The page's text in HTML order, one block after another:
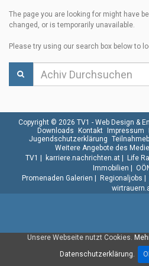
The page you are looking for might have
changed, or is temporarily unavailable.
Please try using our search box below to
Unsere Webseite nutzt Cookies.
Datenschutzerklärung.
Copyright © 2026 TV1 - Web Design &
Downloads
Kontakt Impressum
Jugendschutzerklärung
Weitere Angebote des
TV1
karriere.nachrichten.at| Life
Immobilien
Promenaden Galerien
Regionaljobs